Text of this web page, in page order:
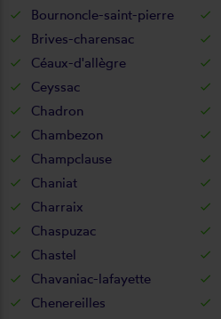
Bournoncle-saint-pierre
Brives-charensac
Céaux-d'allègre
Ceyssac
Chadron
Chambezon
Champclause
Chaniat
Charraix
Chaspuzac
Chastel
Chavaniac-lafayette
Chenereilles